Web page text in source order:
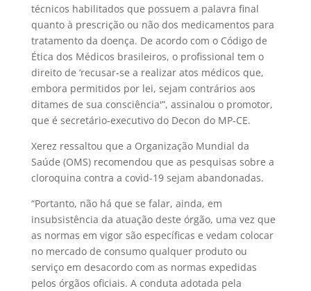
técnicos habilitados que possuem a palavra final
quanto à prescrição ou não dos medicamentos para
tratamento da doença. De acordo com o Código de
Ética dos Médicos brasileiros, o profissional tem o
direito de ‘recusar-se a realizar atos médicos que,
embora permitidos por lei, sejam contrários aos
ditames de sua consciência'”, assinalou o promotor,
que é secretário-executivo do Decon do MP-CE.
Xerez ressaltou que a Organização Mundial da
Saúde (OMS) recomendou que as pesquisas sobre a
cloroquina contra a covid-19 sejam abandonadas.
“Portanto, não há que se falar, ainda, em
insubsistência da atuação deste órgão, uma vez que
as normas em vigor são específicas e vedam colocar
no mercado de consumo qualquer produto ou
serviço em desacordo com as normas expedidas
pelos órgãos oficiais. A conduta adotada pela